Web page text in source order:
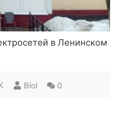
в Ленинском
Biol 0